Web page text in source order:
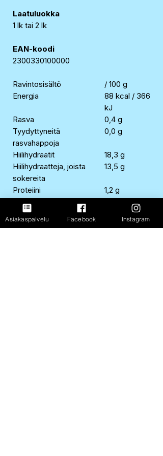
Laatuluokka
1 lk tai 2 lk
EAN-koodi
2300330100000
Ravintosisältö
/ 100 g
Energia
88 kcal / 366
kJ
Rasva
0,4 g
Tyydyttyneitä
rasvahappoja
0,0 g
Hiilihydraatit
18,3 g
Hiilihydraatteja, joista
sokereita
13,5 g
Proteiini
1,2 g
Suola
Asiakaspalvelu Facebook Instagram